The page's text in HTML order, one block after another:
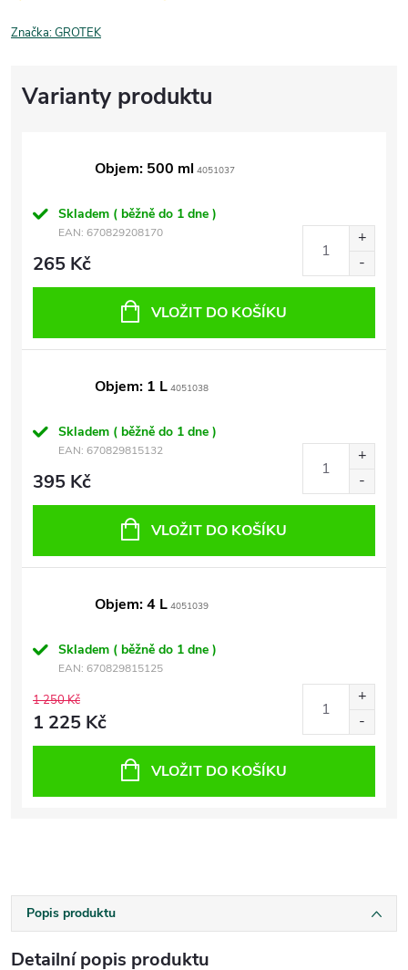
Značka:GROTEK
Objem: 500 ml 4051037
Skladem ( běžně do 1 dne )
EAN: 670829208170
265 Kč
VLOŽIT DO KOŠÍKU
Objem: 1 L 4051038
Skladem ( běžně do 1 dne )
EAN: 670829815132
395 Kč
VLOŽIT DO KOŠÍKU
Objem: 4 L 4051039
Skladem ( běžně do 1 dne )
EAN: 670829815125
1 250 Kč
1 225 Kč
VLOŽIT DO KOŠÍKU
Popis produktu
Detailní popis produktu